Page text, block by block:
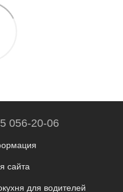
056-20-06
сайта
для водителей